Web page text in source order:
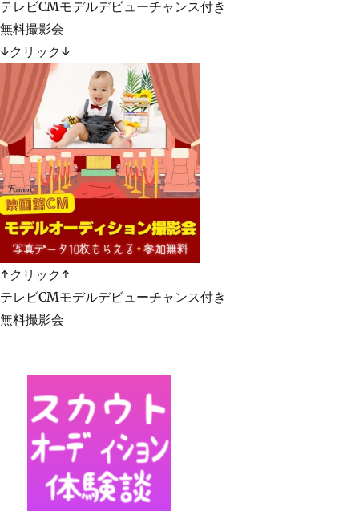
テレビCMモデルデビューチャンス付き
無料撮影会
↓クリック↓
↑クリック↑
テレビCMモデルデビューチャンス付き
無料撮影会